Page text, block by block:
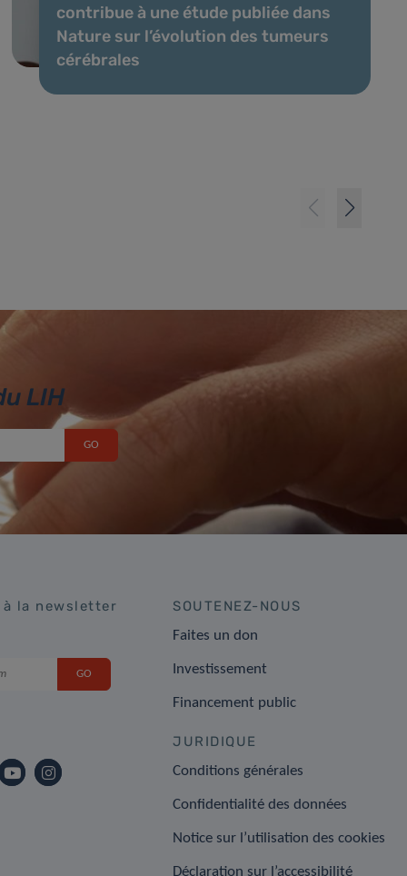
contribue à une étude publiée dans
Nature sur l’évolution des tumeurs
cérébrales
LIH
la newsletter SOUTENEZ-NOUS
Faites un don
Investissement
Financement public
JURIDIQUE
Conditions générales
Confidentialité des données
Notice sur l’utilisation des cookies
Déclaration sur l’accessibilité